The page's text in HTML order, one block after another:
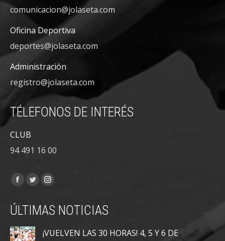
comunicacion@jolaseta.com
Oficina Deportiva
deportes@jolaseta.com
Administración
registro@jolaseta.com
TÉLEFONOS DE INTERÉS
CLUB
94 491 16 00
Encuéntranos en:
Facebook
opens
in
new
Twitter
opens
in
new
Instagram
opens
new
ÚLTIMAS NOTICIAS
¡VUELVEN LAS 30 HORAS! 4, 5 Y 6 DE